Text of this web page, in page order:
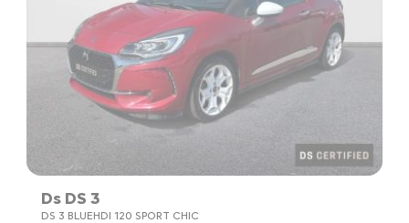
Ds DS 3
DS 3 BLUEHDI 120 SPORT CHIC